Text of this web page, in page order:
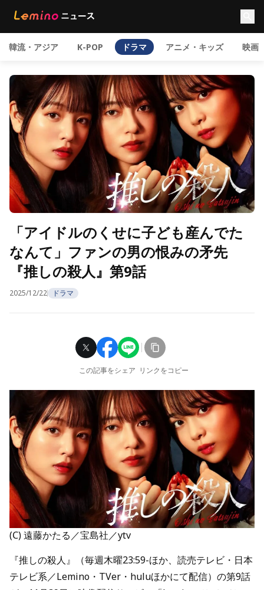
韓流・アジア K-POP ドラマ アニメ・キッズ 映画
「アイドルのくせに子ども産んでた
なんて」ファンの男の恨みの矛先
『推しの殺人』第9話
2025/12/22 ドラマ
この記事をシェア リンクをコピー
(C) 遠藤かたる／宝島社／ytv
『推しの殺人』（毎週木曜23:59-ほか、読売テレビ・日本
テレビ系／Lemino・TVer・huluほかにて配信）の第9話